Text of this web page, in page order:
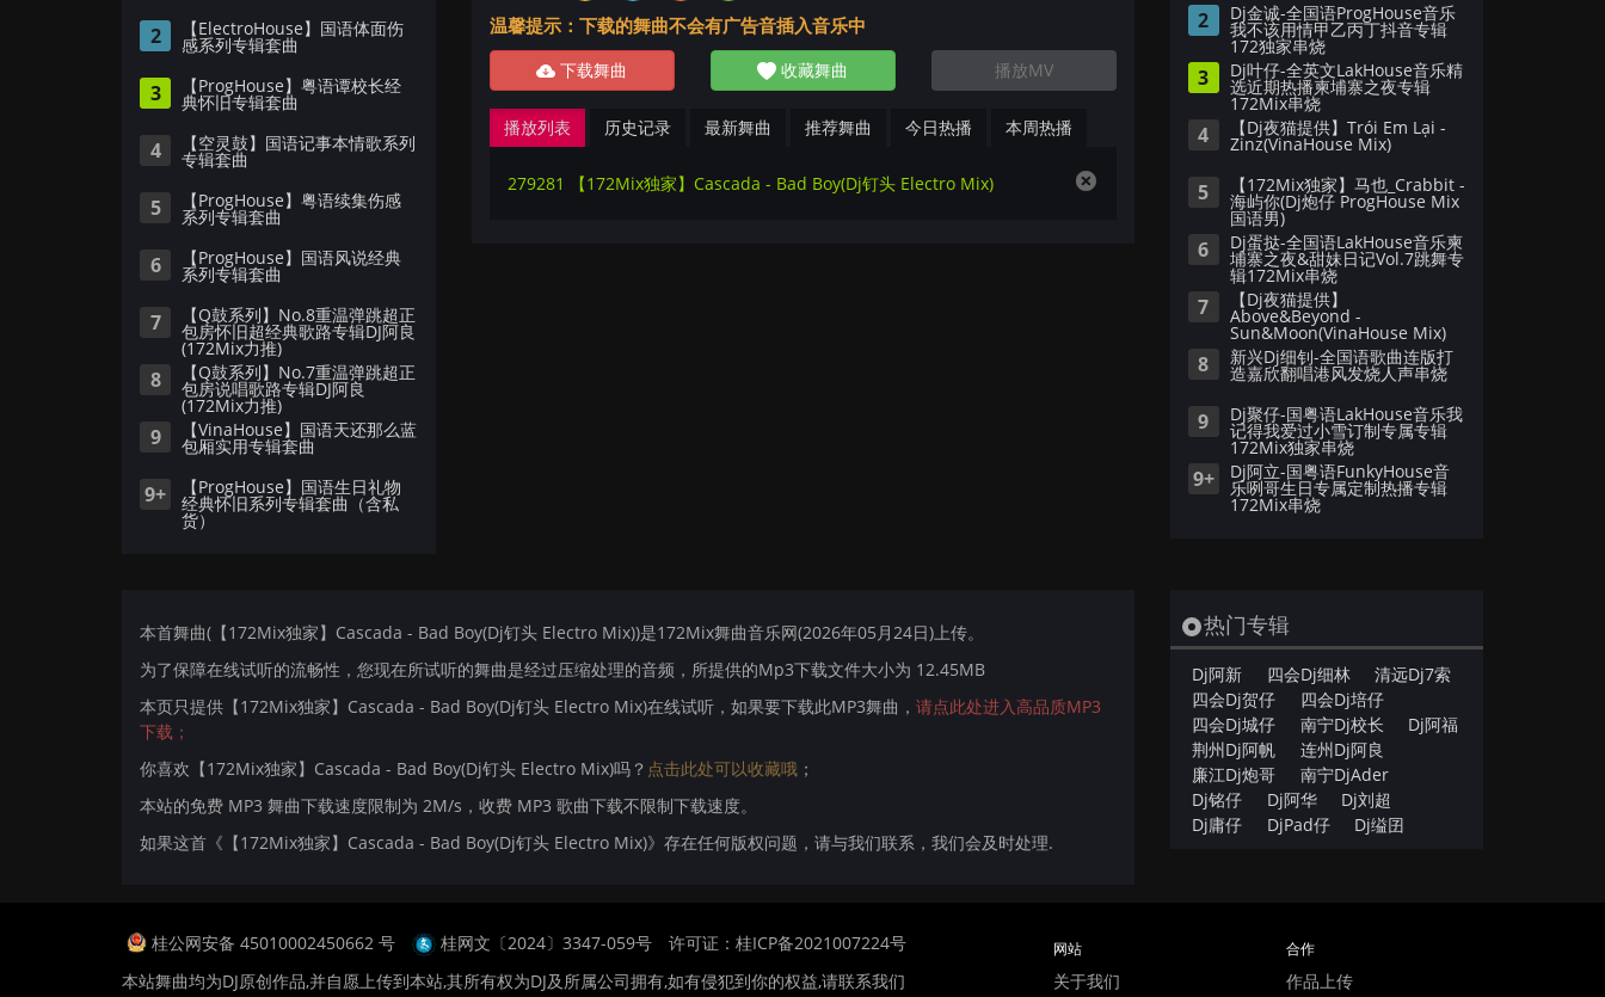
2 【ElectroHouse】国语体面伤
感系列专辑套曲
3 【ProgHouse】粤语谭校长经
典怀旧专辑套曲
4 【空灵鼓】国语记事本情歌系列
专辑套曲
5 【ProgHouse】粤语续集伤感
系列专辑套曲
6 【ProgHouse】国语风说经典
系列专辑套曲
7 【Q鼓系列】No.8重温弹跳超正
包房怀旧超经典歌路专辑DJ阿良
(172Mix力推)
8 【Q鼓系列】No.7重温弹跳超正
包房说唱歌路专辑DJ阿良
(172Mix力推)
9 【VinaHouse】国语天还那么蓝
包厢实用专辑套曲
9+ 【ProgHouse】国语生日礼物
经典怀旧系列专辑套曲（含私
货）
温馨提示：下载的舞曲不会有广告音插入音乐中
下载舞曲 收藏舞曲 播放MV
播放列表 历史记录 最新舞曲 推荐舞曲 今日热播 本周热播
279281 【172Mix独家】Cascada - Bad Boy(Dj钉头 Electro Mix)
2 Dj金诚-全国语ProgHouse音乐
我不该用情甲乙丙丁抖音专辑
172独家串烧
3 Dj叶仔-全英文LakHouse音乐精
选近期热播柬埔寨之夜专辑
172Mix串烧
4 【Dj夜猫提供】Trói Em Lại -
Zinz(VinaHouse Mix)
5 【172Mix独家】马也_Crabbit -
海屿你(Dj炮仔 ProgHouse Mix
国语男)
6 Dj蛋挞-全国语LakHouse音乐柬
埔寨之夜&甜妹日记Vol.7跳舞专
辑172Mix串烧
7 【Dj夜猫提供】
Above&Beyond -
Sun&Moon(VinaHouse Mix)
8 新兴Dj细钊-全国语歌曲连版打
造嘉欣翻唱港风发烧人声串烧
9 Dj聚仔-国粤语LakHouse音乐我
记得我爱过小雪订制专属专辑
172Mix独家串烧
9+ Dj阿立-国粤语FunkyHouse音
乐咧哥生日专属定制热播专辑
172Mix串烧
本首舞曲(【172Mix独家】Cascada - Bad Boy(Dj钉头 Electro Mix))是172Mix舞曲音乐网(2026年05月24日)上传。
为了保障在线试听的流畅性，您现在所试听的舞曲是经过压缩处理的音频，所提供的Mp3下载文件大小为 12.45MB
本页只提供【172Mix独家】Cascada - Bad Boy(Dj钉头 Electro Mix)在线试听，如果要下载此MP3舞曲， 请点此处进入高品质MP3
下载；
你喜欢【172Mix独家】Cascada - Bad Boy(Dj钉头 Electro Mix)吗？ 点击此处可以收藏哦 ；
本站的免费 MP3 舞曲下载速度限制为 2M/s，收费 MP3 歌曲下载不限制下载速度。
如果这首《【172Mix独家】Cascada - Bad Boy(Dj钉头 Electro Mix)》存在任何版权问题，请与我们联系，我们会及时处理.
热门专辑
Dj阿新 四会Dj细林
清远Dj7索
四会Dj贺仔
四会Dj培仔
四会Dj城仔
南宁Dj校长
Dj阿福
荆州Dj阿帆
连州Dj阿良
廉江Dj炮哥
南宁DjAder
Dj铭仔
Dj阿华
Dj刘超
Dj庸仔
DjPad仔 Dj缢囝
桂公网安备 45010002450662 号 桂网文〔2024〕3347-059号
许可证：桂ICP备2021007224号
本站舞曲均为DJ原创作品,并自愿上传到本站,其所有权为DJ及所属公司拥有,如有侵犯到你的权益,请联系我们
网站
关于我们
合作
作品上传